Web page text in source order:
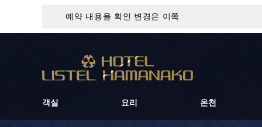
예약 내용을 확인 변경은 이쪽
객실 요리 온천